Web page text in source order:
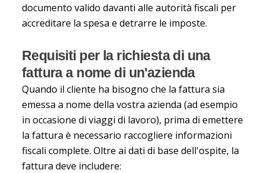
documento valido davanti alle autorità fiscali per
accreditare la spesa e detrarre le imposte.
Requisiti per la richiesta di una
fattura a nome di un'azienda
Quando il cliente ha bisogno che la fattura sia
emessa a nome della vostra azienda (ad esempio
in occasione di viaggi di lavoro), prima di emettere
la fattura è necessario raccogliere informazioni
fiscali complete. Oltre ai dati di base dell'ospite, la
fattura deve includere: